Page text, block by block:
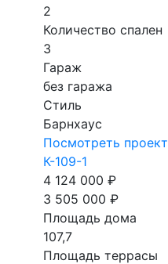
2
Количество спален
3
Гараж
без гаража
Стиль
Барнхаус
Посмотреть проект
К-109-1
4 124 000 ₽
3 505 000 ₽
Площадь дома
107,7
Площадь террасы